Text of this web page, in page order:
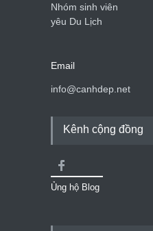
Nhóm sinh viên
yêu Du Lịch
Email
info@canhdep.net
Kênh cộng đồng
Ủng hộ Blog